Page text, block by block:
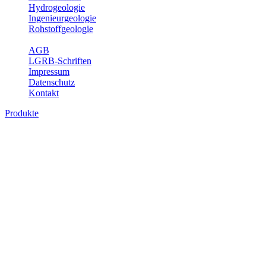
Hydrogeologie
Ingenieurgeologie
Rohstoffgeologie
AGB
LGRB-Schriften
Impressum
Datenschutz
Kontakt
Produkte